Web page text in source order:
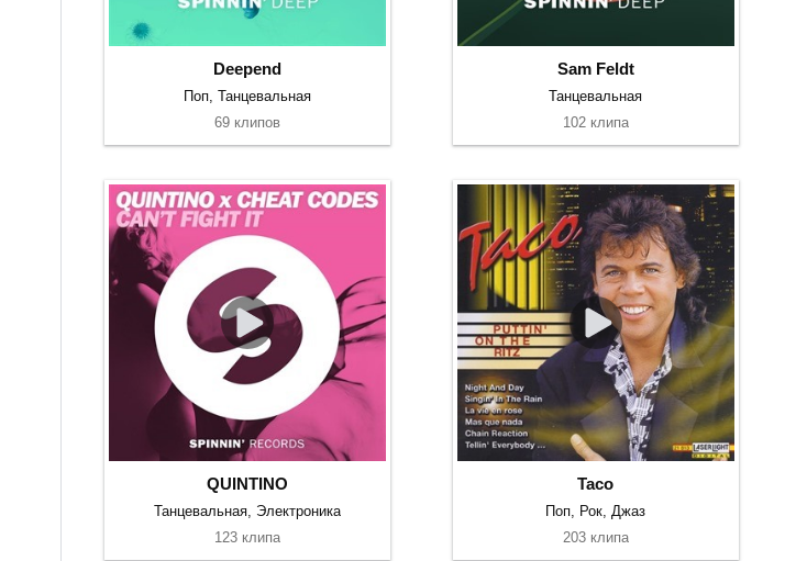
Deepend
Поп, Танцевальная
69 клипов
Sam Feldt
Танцевальная
102 клипа
QUINTINO
Танцевальная, Электроника
123 клипа
Taco
Поп, Рок, Джаз
203 клипа